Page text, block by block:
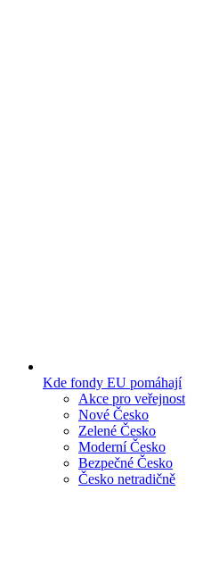
Kde fondy EU pomáhají
Akce pro veřejnost
Nové Česko
Zelené Česko
Moderní Česko
Bezpečné Česko
Česko netradičně